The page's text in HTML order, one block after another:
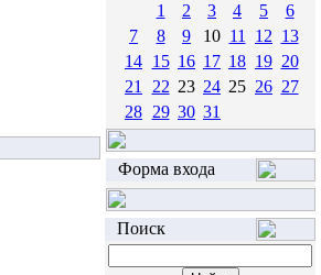
1
2 3 4 5
6
7
8 9 10 11 12 13
14 15 16 17 18 19 20
21
22 23 24 25 26 27
28 29 30 31
Форма входа
Поиск